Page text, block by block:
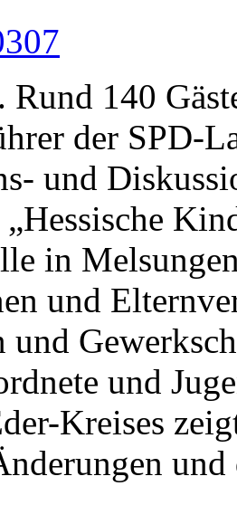
Rund 140
der SPD-
und
„Hessische
in
und
und
und
Kreises